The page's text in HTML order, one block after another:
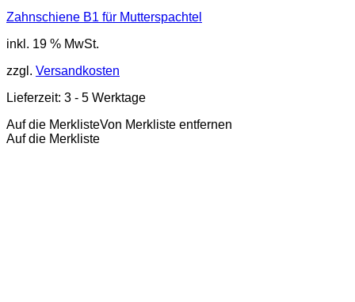
Zahnschiene B1 für Mutterspachtel
inkl. 19 % MwSt.
zzgl. Versandkosten
Lieferzeit: 3 - 5 Werktage
Auf die MerklisteVon Merkliste entfernen
Auf die Merkliste